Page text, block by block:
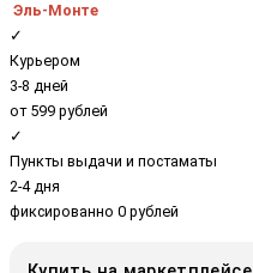
Эль-Монте
✓
Курьером
3-8 дней
от 599 рублей
✓
Пункты выдачи и постаматы
2-4 дня
фиксированно 0 рублей